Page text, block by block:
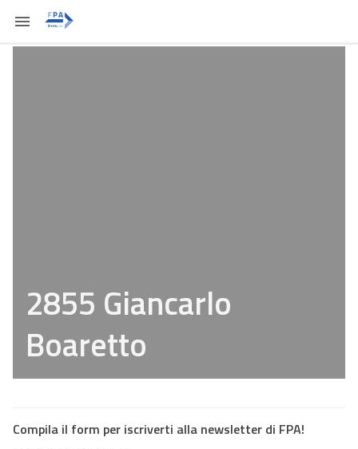
2855 Giancarlo
Boaretto
Compila il form per iscriverti alla newsletter di FPA!